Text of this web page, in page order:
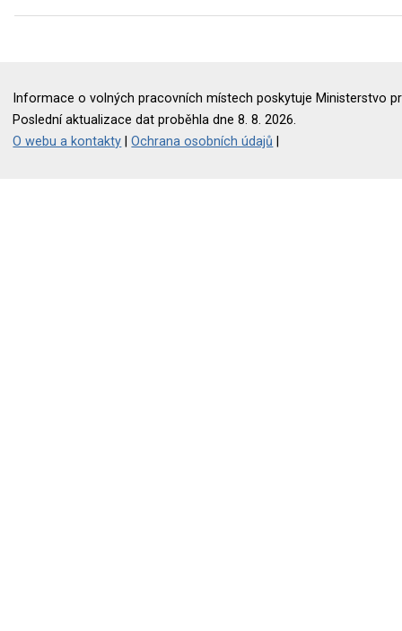
Informace o volných pracovních místech poskytuje Ministerstvo
Poslední aktualizace dat proběhla dne 8. 8. 2026.
O webu a kontakty |Ochrana osobních údajů